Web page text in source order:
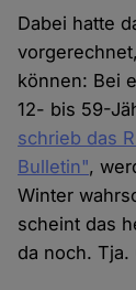
Dabei hatte
können: Bei
12- bis 59-
schrieb das
Bulletin",
Winter
scheint das
da noch.